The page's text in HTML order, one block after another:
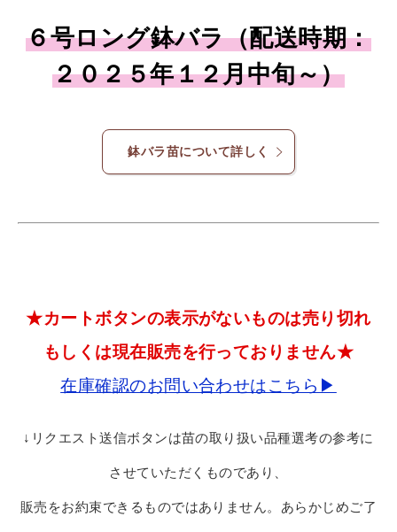
６号ロング鉢バラ（配送時期：
２０２５年１２月中旬～）
鉢バラ苗について詳しく
★カートボタンの表示がないものは売り切れ
もしくは現在販売を行っておりません★
在庫確認のお問い合わせはこちら▶
↓リクエスト送信ボタンは苗の取り扱い品種選考の参考に
させていただくものであり、
販売をお約束できるものではありません。あらかじめご了